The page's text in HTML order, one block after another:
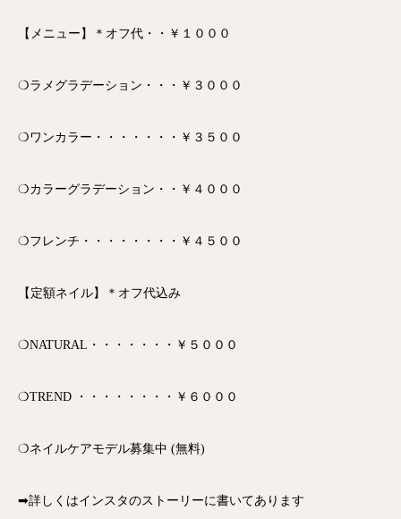
【メニュー】＊オフ代・・￥１０００
❍ラメグラデーション・・・￥３０００
❍ワンカラー・・・・・・・￥３５００
❍カラーグラデーション・・￥４０００
❍フレンチ・・・・・・・・￥４５００
【定額ネイル】＊オフ代込み
❍NATURAL・・・・・・・￥５０００
❍TREND ・・・・・・・・￥６０００
❍ネイルケアモデル募集中 (無料)
➡詳しくはインスタのストーリーに書いてあります